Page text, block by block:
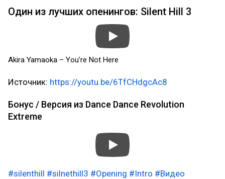
Один из лучших опенингов: Silent Hill 3
Akira Yamaoka – You’re Not Here
Источник: https://youtu.be/6TfCHdgcAc8
Бонус / Версия из Dance Dance Revolution
Extreme
#silenthill #silnethill3 #Opening #Intro #Видео